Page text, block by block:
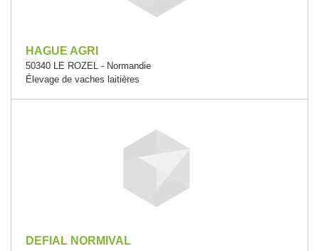
HAGUE AGRI
50340 LE ROZEL - Normandie
Élevage de vaches laitières
DEFIAL NORMIVAL